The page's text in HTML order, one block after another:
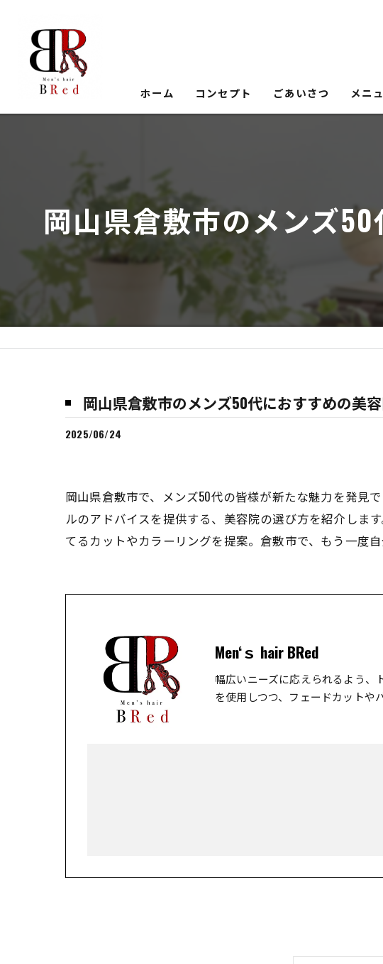
ホーム コンセプト ごあいさつ メニ
岡山県倉敷市のメンズ
岡山県倉敷市のメンズ50代におすすめの美
2025/06/24
岡山県倉敷市で、メンズ50代の皆様が新たな魅力を発見
ルのアドバイスを提供する、美容院の選び方を紹介しま
てるカットやカラーリングを提案。倉敷市で、もう一度
Men‘ｓ hair BRed
幅広いニーズに応えられるよう
を使用しつつ、フェードカットや